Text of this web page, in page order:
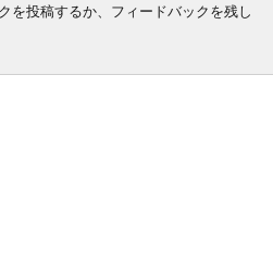
を投稿するか、フィードバックを残し